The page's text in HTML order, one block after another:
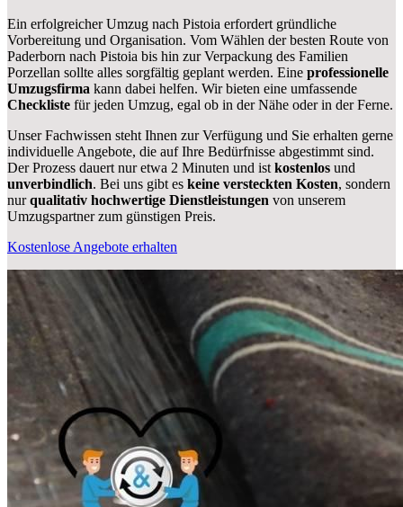
Ein erfolgreicher Umzug nach Pistoia erfordert gründliche
Vorbereitung und Organisation. Vom Wählen der besten Route von
Paderborn nach Pistoia bis hin zur Verpackung des Familien
Porzellan sollte alles sorgfältig geplant werden. Eine professionelle
Umzugsfirma kann dabei helfen. Wir bieten eine umfassende
Checkliste für jeden Umzug, egal ob in der Nähe oder in der Ferne.
Unser Fachwissen steht Ihnen zur Verfügung und Sie erhalten gerne
individuelle Angebote, die auf Ihre Bedürfnisse abgestimmt sind.
Der Prozess dauert nur etwa 2 Minuten und ist kostenlos und
unverbindlich. Bei uns gibt es keine versteckten Kosten, sondern
nurqualitativ hochwertige Dienstleistungen von unserem
Umzugspartner zum günstigen Preis.
Kostenlose Angebote erhalten